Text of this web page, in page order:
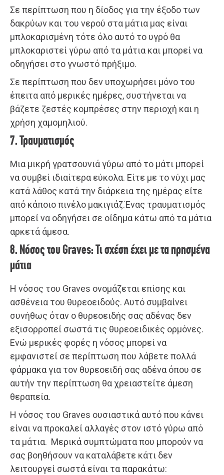
Σε περίπτωση που η δίοδος για την έξοδο των
δακρύων και του νερού στα μάτια μας είναι
μπλοκαρισμένη τότε όλο αυτό το υγρό θα
μπλοκαριστεί γύρω από τα μάτια και μπορεί να
οδηγήσει στο γνωστό πρήξιμο.
Σε περίπτωση που δεν υποχωρήσει μόνο του
έπειτα από μερικές ημέρες, συστήνεται να
βάζετε ζεστές κομπρέσες στην περιοχή και η
χρήση χαμομηλιού.
7. Τραυματισμός
Μια μικρή γρατσουνιά γύρω από το μάτι μπορεί
να συμβεί ιδιαίτερα εύκολα. Είτε με το νύχι μας
κατά λάθος κατά την διάρκεια της ημέρας είτε
από κάποιο πινέλο μακιγιάζ.Ένας τραυματισμός
μπορεί να οδηγήσει σε οίδημα κάτω από τα μάτια
αρκετά άμεσα.
8. Νόσος του Graves: Τι σχέση έχει με τα πρησμένα
μάτια
Η νόσος του Graves ονομάζεται επίσης και
ασθένεια του θυρεοειδούς. Αυτό συμβαίνει
συνήθως όταν ο θυρεοειδής σας αδένας δεν
εξισορροπεί σωστά τις θυρεοειδικές ορμόνες.
Ενώ μερικές φορές η νόσος μπορεί να
εμφανιστεί σε περίπτωση που λάβετε πολλά
φάρμακα για τον θυρεοειδή σας αδένα όπου σε
αυτήν την περίπτωση θα χρειαστείτε άμεση
θεραπεία.
Η νόσος του Graves ουσιαστικά αυτό που κάνει
είναι να προκαλεί αλλαγές στον ιστό γύρω από
τα μάτια. Μερικά συμπτώματα που μπορούν να
σας βοηθήσουν να καταλάβετε κάτι δεν
λειτουργεί σωστά είναι τα παρακάτω: